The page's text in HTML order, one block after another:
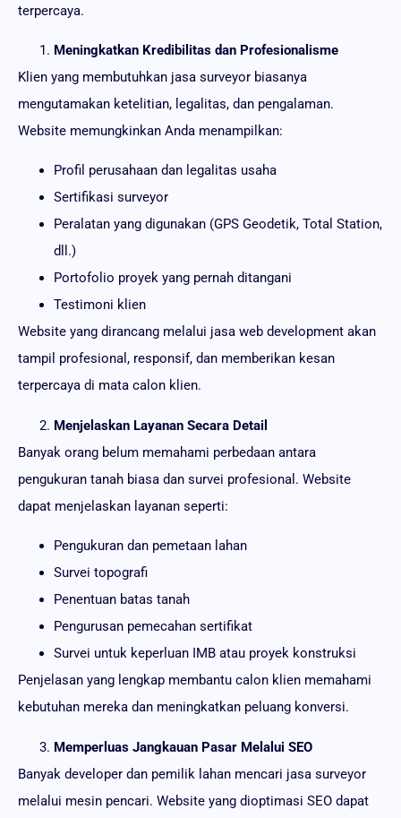
terpercaya.
Meningkatkan Kredibilitas dan Profesionalisme
Klien yang membutuhkan jasa surveyor biasanya
mengutamakan ketelitian, legalitas, dan pengalaman.
Website memungkinkan Anda menampilkan:
Profil perusahaan dan legalitas usaha
Sertifikasi surveyor
Peralatan yang digunakan (GPS Geodetik, Total Station,
dll.)
Portofolio proyek yang pernah ditangani
Testimoni klien
Website yang dirancang melalui jasa web development akan
tampil profesional, responsif, dan memberikan kesan
terpercaya di mata calon klien.
Menjelaskan Layanan Secara Detail
Banyak orang belum memahami perbedaan antara
pengukuran tanah biasa dan survei profesional. Website
dapat menjelaskan layanan seperti:
Pengukuran dan pemetaan lahan
Survei topografi
Penentuan batas tanah
Pengurusan pemecahan sertifikat
Survei untuk keperluan IMB atau proyek konstruksi
Penjelasan yang lengkap membantu calon klien memahami
kebutuhan mereka dan meningkatkan peluang konversi.
Memperluas Jangkauan Pasar Melalui SEO
Banyak developer dan pemilik lahan mencari jasa surveyor
melalui mesin pencari. Website yang dioptimasi SEO dapat